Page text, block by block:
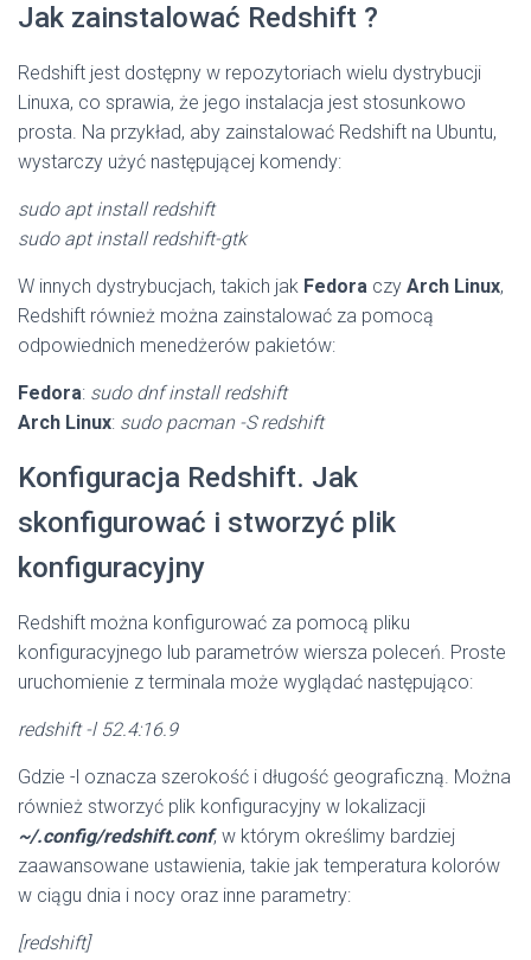
Jak zainstalować Redshift ?
Redshift jest dostępny w repozytoriach wielu dystrybucji
Linuxa, co sprawia, że jego instalacja jest stosunkowo
prosta. Na przykład, aby zainstalować Redshift na Ubuntu,
wystarczy użyć następującej komendy:
sudo apt install redshift
sudo apt install redshift-gtk
W innych dystrybucjach, takich jak Fedora czy Arch Linux,
Redshift również można zainstalować za pomocą
odpowiednich menedżerów pakietów:
Fedora: sudo dnf install redshift
Arch Linux: sudo pacman -S redshift
Konfiguracja Redshift. Jak
skonfigurować i stworzyć plik
konfiguracyjny
Redshift można konfigurować za pomocą pliku
konfiguracyjnego lub parametrów wiersza poleceń. Proste
uruchomienie z terminala może wyglądać następująco:
redshift -l 52.4:16.9
Gdzie -l oznacza szerokość i długość geograficzną. Można
również stworzyć plik konfiguracyjny w lokalizacji
~/.config/redshift.conf, w którym określimy bardziej
zaawansowane ustawienia, takie jak temperatura kolorów
w ciągu dnia i nocy oraz inne parametry:
[redshift]